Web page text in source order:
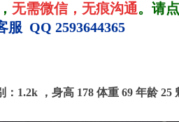
无需微信，无痕沟通。请点
服 QQ 2593644365
：1.2k ， 身高 178 体重 69 年龄 25